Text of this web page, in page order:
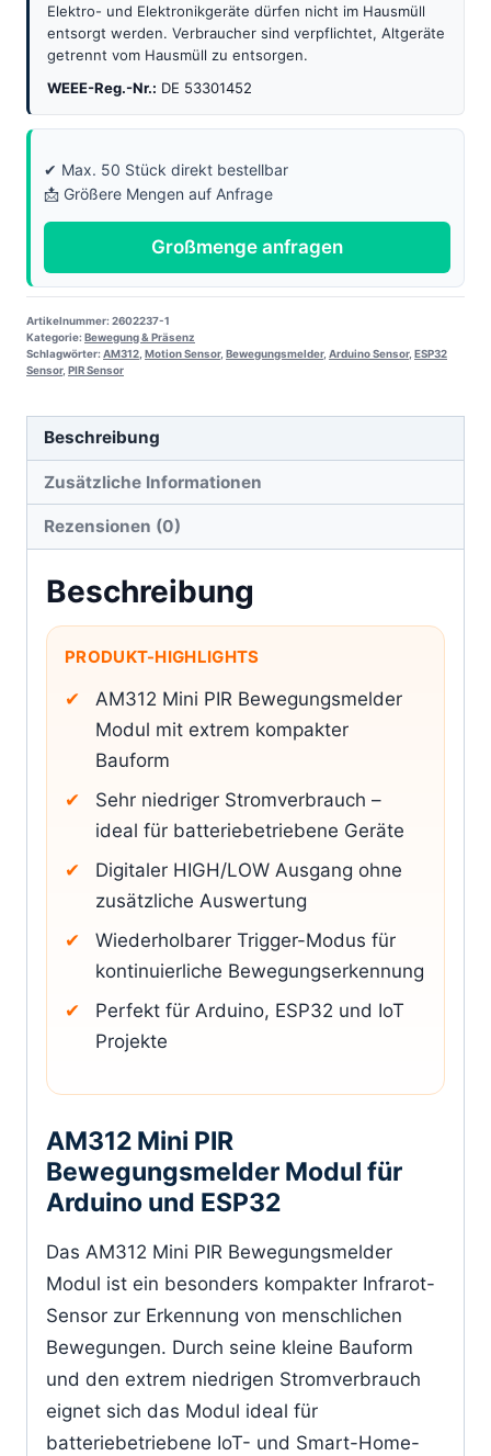
Elektro- und Elektronikgeräte dürfen nicht im Hausmüll
entsorgt werden. Verbraucher sind verpflichtet, Altgeräte
getrennt vom Hausmüll zu entsorgen.
WEEE-Reg.-Nr.: DE 53301452
✔ Max. 50 Stück direkt bestellbar
📩 Größere Mengen auf Anfrage
Großmenge anfragen
Artikelnummer:2602237-1
Kategorie:Bewegung & Präsenz
Schlagwörter:AM312 Motion Sensor, Bewegungsmelder, Arduino Sensor, ESP32
Sensor, PIR Sensor
Beschreibung
Zusätzliche Informationen
Rezensionen (0)
Beschreibung
PRODUKT-HIGHLIGHTS
AM312 Mini PIR Bewegungsmelder
Modul mit extrem kompakter
Bauform
Sehr niedriger Stromverbrauch –
ideal für batteriebetriebene Geräte
Digitaler HIGH/LOW Ausgang ohne
zusätzliche Auswertung
Wiederholbarer Trigger-Modus für
kontinuierliche Bewegungserkennung
Perfekt für Arduino, ESP32 und IoT
Projekte
AM312 Mini PIR
Bewegungsmelder Modul für
Arduino und ESP32
Das AM312 Mini PIR Bewegungsmelder
Modul ist ein besonders kompakter Infrarot-
Sensor zur Erkennung von menschlichen
Bewegungen. Durch seine kleine Bauform
und den extrem niedrigen Stromverbrauch
eignet sich das Modul ideal für
batteriebetriebene IoT- und Smart-Home-